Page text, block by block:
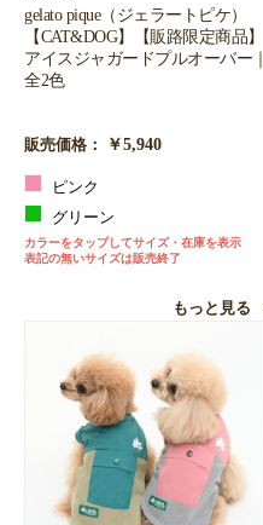
gelato pique（ジェラートピケ）
【CAT&DOG】【販路限定商品】
アイスジャガードプルオーバー｜
全2色
販売価格： ￥5,940
ピンク
グリーン
カラーをタップしてサイズ・在庫を表示
表記の無いサイズは販売終了
もっと見る